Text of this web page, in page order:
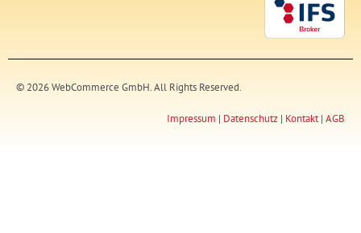
© 2026 WebCommerce GmbH. All Rights Reserved.
Impressum | Datenschutz | Kontakt| AGB